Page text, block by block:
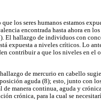
los seres humanos estamos
encontrada hasta ahora en
El hallazgo de individuos con
expuesta a niveles críticos. Lo
contribuir a que los niveles en el
de mercurio en cabello
aguda (8); esto, junto con
de manera continua, aguda y
crónica, para la cual se